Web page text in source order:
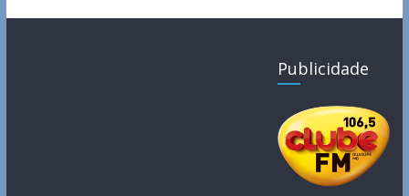
Publicidade